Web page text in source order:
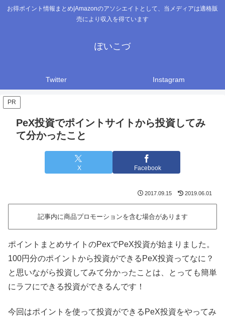
お得ポイント情報まとめ|Amazonのアソシエイトとして、当メディアは適格販
売により収入を得ています
ぽいこづ
Twitter Instagram
PR
PeX投資でポイントサイトから投資してみ
て分かったこと
X Facebook
2017.09.15 2019.06.01
記事内に商品プロモーションを含む場合があります
ポイントまとめサイトのPexでPeX投資が始まりました。
100円分のポイントから投資ができるPeX投資ってなに？
と思いながら投資してみて分かったことは、とっても簡単
にラフにできる投資ができるんです！
今回はポイントを使って投資ができるPeX投資をやってみ